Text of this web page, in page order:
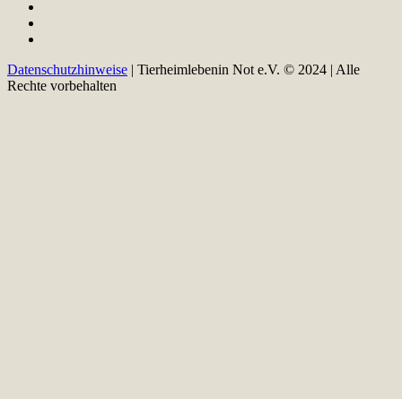
Datenschutzhinweise | Tierheimlebenin Not e.V. © 2024 | Alle
Rechte vorbehalten